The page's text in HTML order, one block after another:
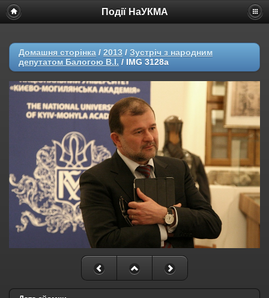
Події НаУКМА
Домашня сторінка / 2013 / Зустріч з народним
депутатом Балогою В.І. / IMG 3128a